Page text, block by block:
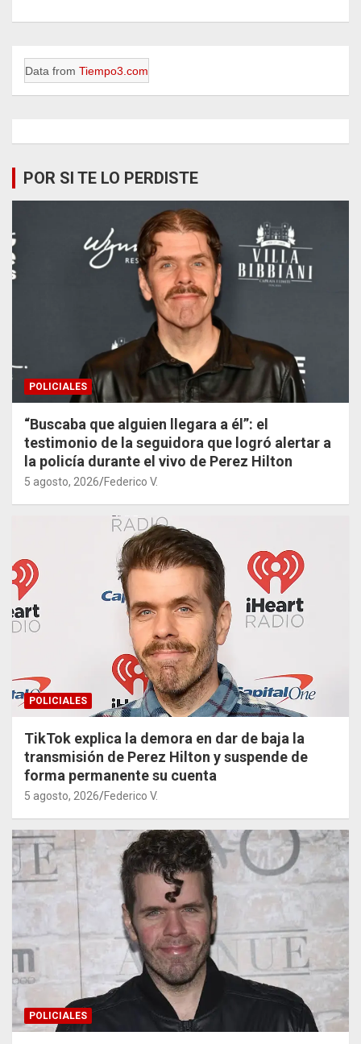
Data from Tiempo3.com
POR SI TE LO PERDISTE
POLICIALES
“Buscaba que alguien llegara a él”: el
testimonio de la seguidora que logró alertar a
la policía durante el vivo de Perez Hilton
5 agosto, 2026 Federico V.
POLICIALES
TikTok explica la demora en dar de baja la
transmisión de Perez Hilton y suspende de
forma permanente su cuenta
5 agosto, 2026 Federico V.
POLICIALES